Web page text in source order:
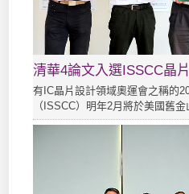
清華4論文入選ISSCC晶
有IC晶片設計領域奧運會之稱的
（ISSCC）明年2月將於美國舊